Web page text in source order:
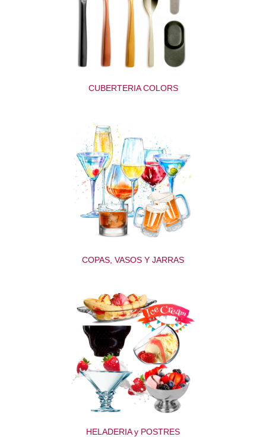
CUBERTERIA COLORS
COPAS, VASOS Y JARRAS
HELADERIA y POSTRES